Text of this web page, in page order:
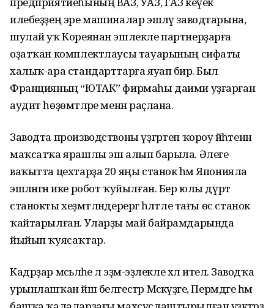
илебеҙҙең эре машиналар эшләү заводтарына,
шулай уҡ Кореянан эшлекле партнерҙарға
оҙатҡан комплектлаусы тауарының сифаты
халыҡ-ара стандарттарға яуап бирә. Был
Францияның “ЮТАК” фирмаһы даими уҙғарған
аудит һөҙөмтәләре менән раҫлана.
Заводта производствоны үҙгәртеп ҡороу йәһәтенән
маҡсатҡа ярашлы эш алып барыла. Әлеге
ваҡытта цехтарҙа 20 яңы станок һәм Японияла
эшләнгән ике робот ҡуйылған. Бер юлы дүрт
станокты хеҙмәтләндерергә һәләтле тағы өс станок
ҡайтарылған. Уларҙы май байрамдарында
йыйып ҡуясаҡтар.
Кадрҙар мәсьәләһе лә эҙмә-эҙлекле хәл ителә. Заводҡа
урынлашҡан йәш белгестәр Мәскәүҙәге, Пермдәге һәм